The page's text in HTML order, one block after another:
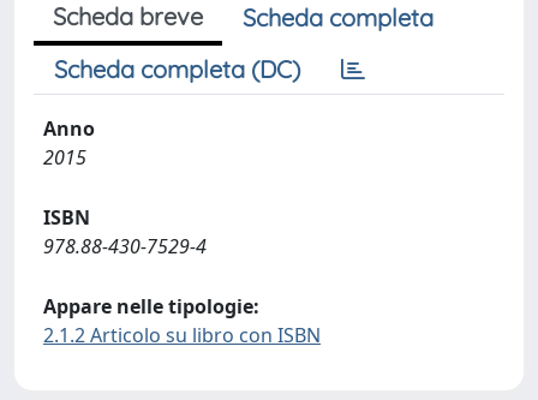
Scheda breve
Scheda completa
Scheda completa (DC)
Anno
2015
ISBN
978.88-430-7529-4
Appare nelle tipologie:
2.1.2 Articolo su libro con ISBN